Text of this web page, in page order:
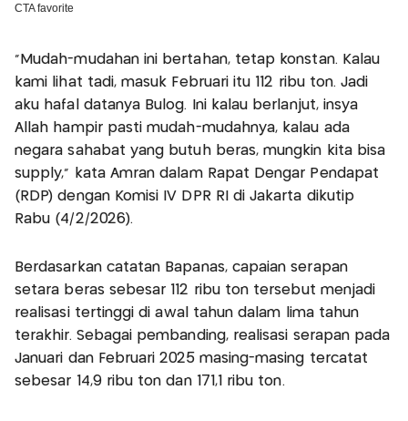
"Mudah-mudahan ini bertahan, tetap konstan. Kalau
kami lihat tadi, masuk Februari itu 112 ribu ton. Jadi
aku hafal datanya Bulog. Ini kalau berlanjut, insya
Allah hampir pasti mudah-mudahnya, kalau ada
negara sahabat yang butuh beras, mungkin kita bisa
supply," kata Amran dalam Rapat Dengar Pendapat
(RDP) dengan Komisi IV DPR RI di Jakarta dikutip
Rabu (4/2/2026).
Berdasarkan catatan Bapanas, capaian serapan
setara beras sebesar 112 ribu ton tersebut menjadi
realisasi tertinggi di awal tahun dalam lima tahun
terakhir. Sebagai pembanding, realisasi serapan pada
Januari dan Februari 2025 masing-masing tercatat
sebesar 14,9 ribu ton dan 171,1 ribu ton.